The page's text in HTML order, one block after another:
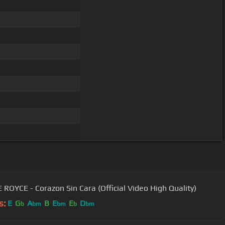
ROYCE - Corazon Sin Cara (Official Video High Quality)
E Gb Abm B Ebm Eb Dbm